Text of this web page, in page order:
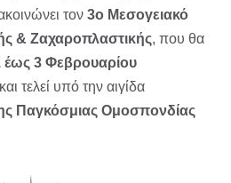
τον 3ο Μεσογειακό
& Ζαχαροπλαστικής, που θα
έως 3 Φεβρουαρίου
και τελεί υπό την αιγίδα
Παγκόσμιας Ομοσπονδίας